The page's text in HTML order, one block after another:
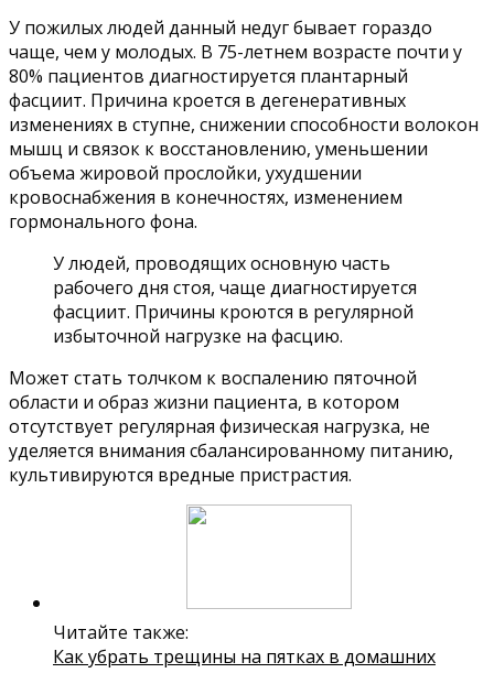
У пожилых людей данный недуг бывает гораздо
чаще, чем у молодых. В 75-летнем возрасте почти у
80% пациентов диагностируется плантарный
фасциит. Причина кроется в дегенеративных
изменениях в ступне, снижении способности волокон
мышц и связок к восстановлению, уменьшении
объема жировой прослойки, ухудшении
кровоснабжения в конечностях, изменением
гормонального фона.
У людей, проводящих основную часть
рабочего дня стоя, чаще диагностируется
фасциит. Причины кроются в регулярной
избыточной нагрузке на фасцию.
Может стать толчком к воспалению пяточной
области и образ жизни пациента, в котором
отсутствует регулярная физическая нагрузка, не
уделяется внимания сбалансированному питанию,
культивируются вредные пристрастия.
Читайте также:
Как убрать трещины на пятках в домашних